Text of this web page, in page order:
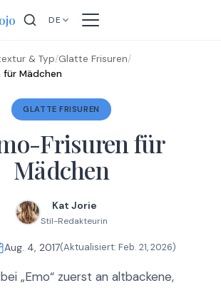
DE
& Typ/Glatte Frisuren/
für Mädchen
GLATTE FRISUREN
Frisuren für
Mädchen
Kat Jorie
Stil-Redakteurin
Aug. 4, 2017(Aktualisiert: Feb. 21, 2026)
„Emo“ zuerst an altbackene,